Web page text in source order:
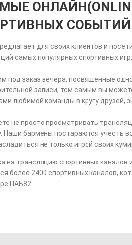
СОБЫТИЙ
для своих клиентов и
самых популярных спортивных
под заказ вечера, посвященные
записи, тем самым вы
любимой команды в кругу друзей,
не просто просматривать
Наши бармены постараются учесть
не только игрой своих
на трансляцию спортивных каналов
более 2400 спортивных каналов,
ПАБ82.